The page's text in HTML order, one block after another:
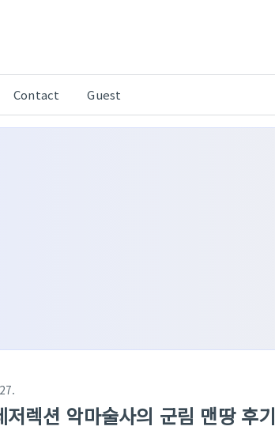
Contact Guest
저렉션 악마술사의 군림 맨땅 후기